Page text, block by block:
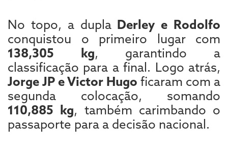
No topo, a dupla Derley e Rodolfo
conquistou o primeiro lugar com
138,305 kg, garantindo a
classificação para a final. Logo atrás,
Jorge JP e Victor Hugo ficaram com a
segunda colocação, somando
110,885 kg, também carimbando o
passaporte para a decisão nacional.